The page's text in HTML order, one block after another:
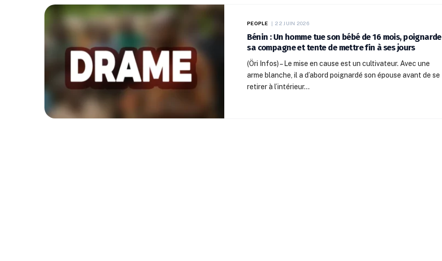
PEOPLE 22 JUIN 2026
Bénin : Un homme tue son bébé de 16 mois, poignarde
sa compagne et tente de mettre fin à ses jours
(Öri Infos) – Le mise en cause est un cultivateur. Avec une
arme blanche, il a d’abord poignardé son épouse avant de se
retirer à l’intérieur…